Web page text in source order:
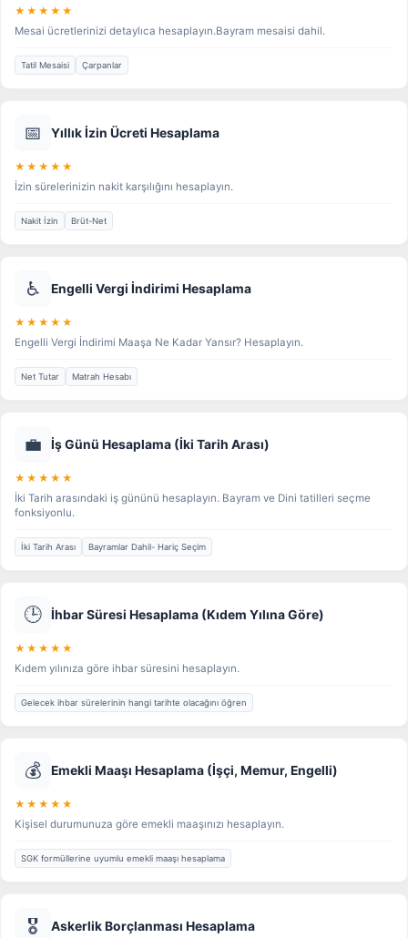
★★★★★
Mesai ücretlerinizi detaylıca hesaplayın.Bayram mesaisi dahil.
Tatil Mesaisi Çarpanlar
📅 Yıllık İzin Ücreti Hesaplama
★★★★★
İzin sürelerinizin nakit karşılığını hesaplayın.
Nakit İzin Brüt-Net
♿ Engelli Vergi İndirimi Hesaplama
★★★★★
Engelli Vergi İndirimi Maaşa Ne Kadar Yansır? Hesaplayın.
Net Tutar Matrah Hesabı
💼 İş Günü Hesaplama (İki Tarih Arası)
★★★★★
İki Tarih arasındaki iş gününü hesaplayın. Bayram ve Dini tatilleri seçme
fonksiyonlu.
İki Tarih Arası Bayramlar Dahil- Hariç Seçim
🕒 İhbar Süresi Hesaplama (Kıdem Yılına Göre)
★★★★★
Kıdem yılınıza göre ihbar süresini hesaplayın.
Gelecek ihbar sürelerinin hangi tarihte olacağını öğren
💰 Emekli Maaşı Hesaplama (İşçi, Memur, Engelli)
★★★★★
Kişisel durumunuza göre emekli maaşınızı hesaplayın.
SGK formüllerine uyumlu emekli maaşı hesaplama
🎖️ Askerlik Borçlanması Hesaplama